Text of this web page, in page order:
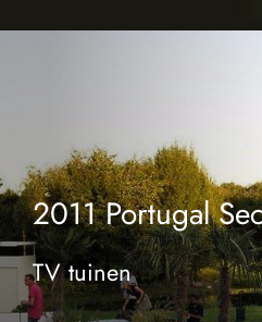
2011 Portugal
TV tuinen